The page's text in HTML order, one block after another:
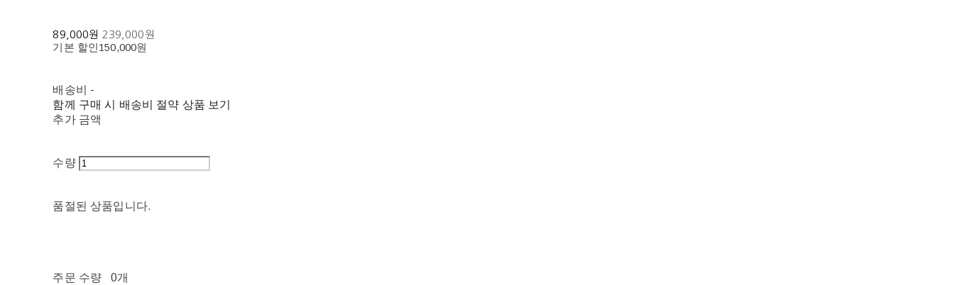
89,000원 239,000원
기본 할인150,000원
배송비 -
함께 구매 시 배송비 절약 상품 보기
추가 금액
수량
품절된 상품입니다.
주문 수량
0개